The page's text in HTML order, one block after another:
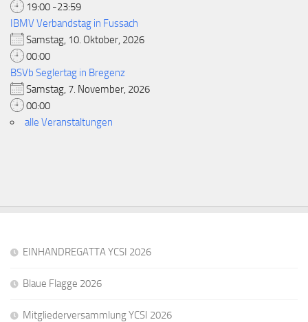
19:00 -23:59
IBMV Verbandstag in Fussach
Samstag, 10. Oktober, 2026
00:00
BSVb Seglertag in Bregenz
Samstag, 7. November, 2026
00:00
alle Veranstaltungen
EINHANDREGATTA YCSI 2026
Blaue Flagge 2026
Mitgliederversammlung YCSI 2026